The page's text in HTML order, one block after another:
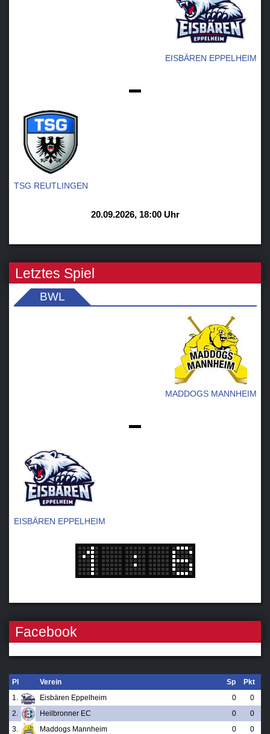
EISBÄREN EPPELHEIM
TSG REUTLINGEN
20.09.2026, 18:00 Uhr
Letztes Spiel
BWL
MADDOGS MANNHEIM
-
EISBÄREN EPPELHEIM
Facebook
Pl Verein Sp
Pkt
1.
Eisbären Eppelheim 0
0
2.
Heilbronner EC 0
0
3.
Maddogs Mannheim 0
0